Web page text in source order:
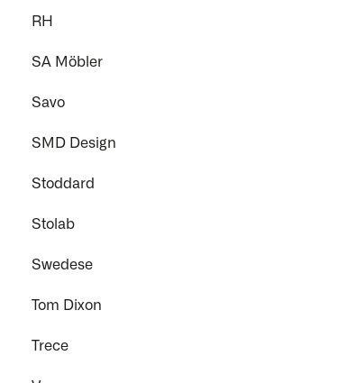
RH
SA Möbler
Savo
SMD Design
Stoddard
Stolab
Swedese
Tom Dixon
Trece